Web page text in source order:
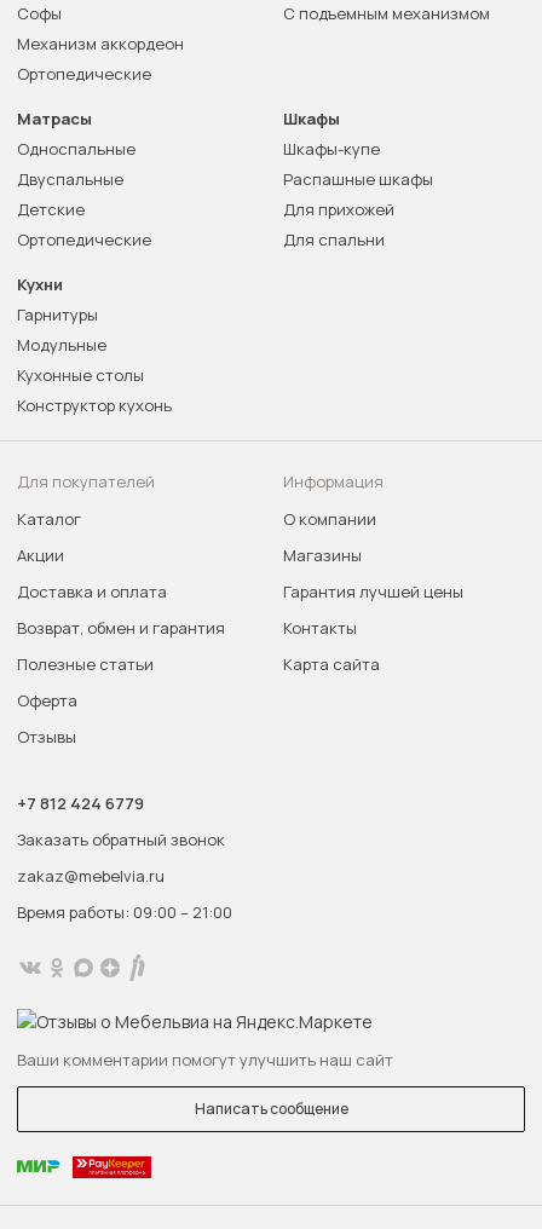
Софы
Механизм аккордеон
Ортопедические
С подъемным механизмом
Матрасы
Односпальные
Двуспальные
Детские
Ортопедические
Шкафы
Шкафы-купе
Распашные шкафы
Для прихожей
Для спальни
Кухни
Гарнитуры
Модульные
Кухонные столы
Конструктор кухонь
Для покупателей
Каталог
Акции
Доставка и оплата
Возврат, обмен и гарантия
Полезные статьи
Оферта
Отзывы
Информация
О компании
Магазины
Гарантия лучшей цены
Контакты
Карта сайта
+7 812 424 6779
Заказать обратный звонок
zakaz@mebelvia.ru
Время работы: 09:00 – 21:00
Ваши комментарии помогут улучшить наш сайт
Написать сообщение